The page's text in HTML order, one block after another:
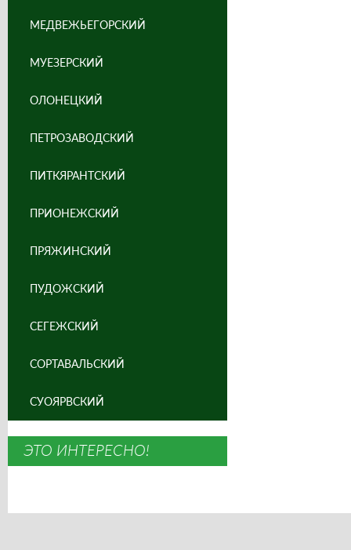
МЕДВЕЖЬЕГОРСКИЙ
МУЕЗЕРСКИЙ
ОЛОНЕЦКИЙ
ПЕТРОЗАВОДСКИЙ
ПИТКЯРАНТСКИЙ
ПРИОНЕЖСКИЙ
ПРЯЖИНСКИЙ
ПУДОЖСКИЙ
СЕГЕЖСКИЙ
СОРТАВАЛЬСКИЙ
СУОЯРВСКИЙ
ЭТО ИНТЕРЕСНО!